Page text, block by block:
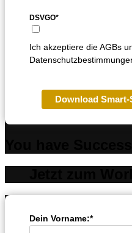
DSVGO*
Ich akzeptiere die AGBs
Download
Dein Vorname:*